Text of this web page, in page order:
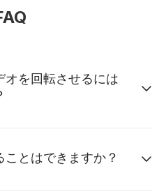
オを回転させるには
とはできますか？